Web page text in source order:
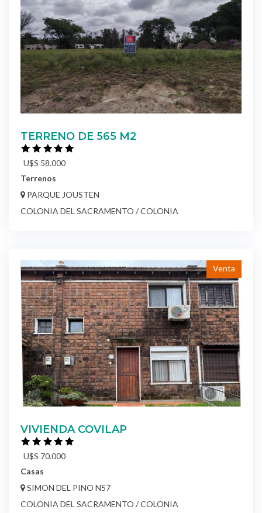
TERRENO DE 565 M2
U$S 58.000
Terrenos
PARQUE JOUSTEN
COLONIA DEL SACRAMENTO / COLONIA
Venta
VIVIENDA COVILAP
U$S 70.000
Casas
SIMON DEL PINO N57
COLONIA DEL SACRAMENTO / COLONIA